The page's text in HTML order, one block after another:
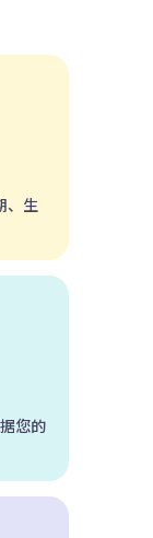
、生
您的